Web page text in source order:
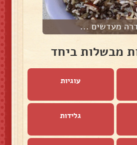
מעדשים ...
מבשלות ביחד
עוגיות
גלידות